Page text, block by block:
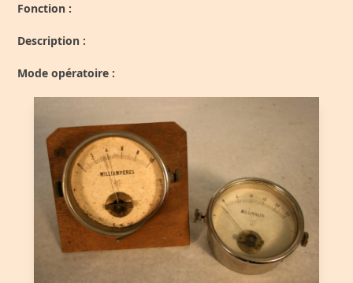
Fonction :
Description :
Mode opératoire :